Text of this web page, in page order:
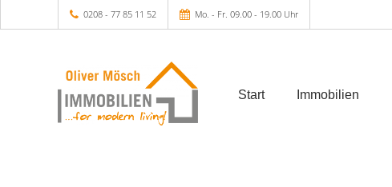
0208 - 77 85 11 52 Mo. - Fr. 09.00 - 19.00 Uhr
Start Immobilien